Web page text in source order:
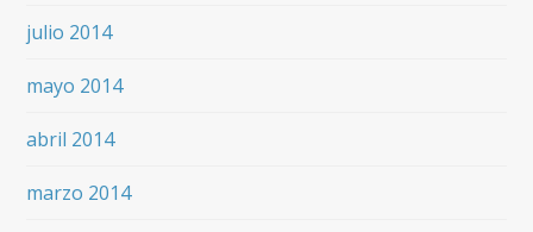
julio 2014
mayo 2014
abril 2014
marzo 2014